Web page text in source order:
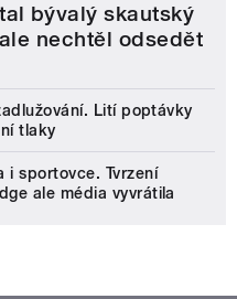
bývalý skautský
nechtěl odsedět
Lití poptávky
tlaky
i sportovce. Tvrzení
ale média vyvrátila